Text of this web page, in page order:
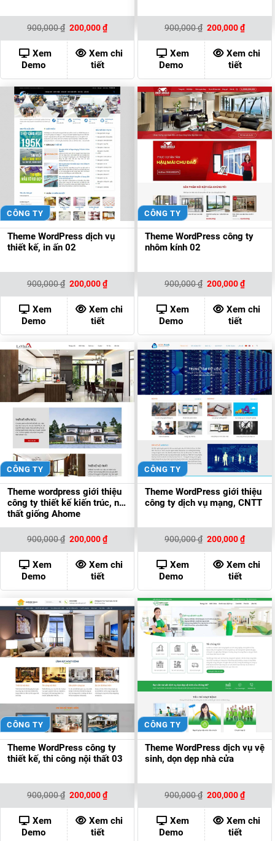
900,000₫ Giá
là:
900,000 ₫.
200,000₫Giá
hiện
tại
là:
200,000 ₫.
Xem
Demo
Xem chi
tiết
900,000₫ Giá
là:
900,000 ₫.
200,000₫Giá
hiện
tại
là:
Xem
Demo
Xem chi
tiết
CÔNG TY
Theme WordPress dịch vụ
thiết kế, in ấn 02
900,000₫ Giá
là:
900,000 ₫.
200,000₫Giá
hiện
tại
là:
200,000 ₫.
Xem
Demo
Xem chi
tiết
CÔNG TY
Theme WordPress công ty
nhôm kính 02
900,000₫ Giá
là:
900,000 ₫.
200,000₫Giá
hiện
tại
là:
Xem
Demo
Xem chi
tiết
CÔNG TY
Theme wordpress giới thiệu
công ty thiết kế kiến trúc, nội
thất giống Ahome
900,000₫ Giá
là:
900,000 ₫.
200,000₫Giá
hiện
tại
là:
200,000 ₫.
Xem
Demo
Xem chi
tiết
CÔNG TY
Theme WordPress giới thiệu
công ty dịch vụ mạng, CNTT
900,000₫ Giá
là:
900,000 ₫.
200,000₫Giá
hiện
tại
là:
Xem
Demo
Xem chi
tiết
CÔNG TY
Theme WordPress công ty
thiết kế, thi công nội thất 03
900,000₫ Giá
là:
900,000 ₫.
200,000₫Giá
hiện
tại
là:
200,000 ₫.
Xem
Demo
Xem chi
tiết
CÔNG TY
Theme WordPress dịch vụ vệ
sinh, dọn dẹp nhà cửa
900,000₫ Giá
là:
900,000 ₫.
200,000₫Giá
hiện
tại
là:
Xem
Demo
Xem chi
tiết